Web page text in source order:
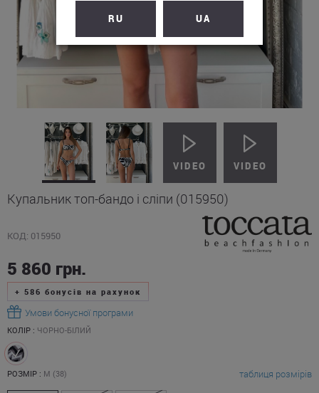
Купальник топ-бандо і сліпи (015950)
КОД: 015950
5 860 грн.
+ 586 бонусів на рахунок
Умови бонусної програми
КОЛІР : ЧОРНО-БІЛИЙ
РОЗМІР : M (38) таблиця розмірів
RU UA